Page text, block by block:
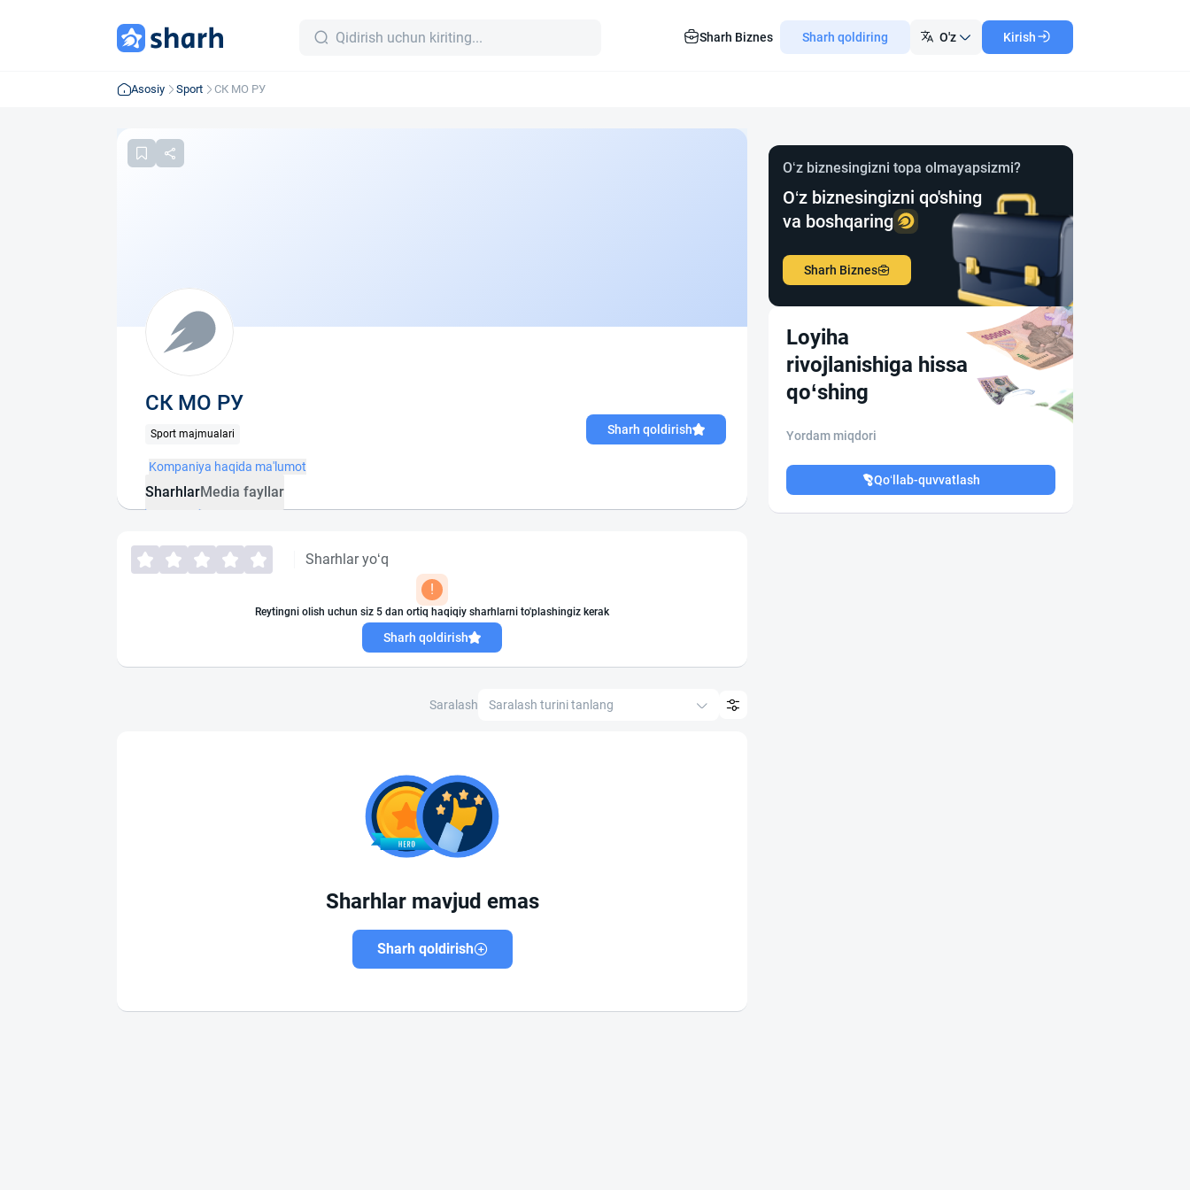
Sharh Biznes Sharh qoldiring O'z Kirish
Asosiy Sport СК МО РУ
СК МО РУ
Sport majmualari Sharh qoldirish
Kompaniya haqida ma'lumot
SharhlarMedia fayllar
Sharhlar yo‘q
!
Reytingni olish uchun siz 5 dan ortiq haqiqiy sharhlarni to'plashingiz kerak
Sharh qoldirish
Saralash Saralash turini tanlang
Sharhlar mavjud emas
Sharh qoldirish
O‘z biznesingizni topa olmayapsizmi?
O‘z biznesingizni qo'shing
va boshqaring
Sharh Biznes
Loyiha
rivojlanishiga hissa
qo‘shing
Yordam miqdori
Qo‘llab-quvvatlash